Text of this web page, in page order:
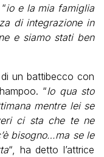
io e la mia famiglia
di integrazione in
e siamo stati ben
un battibecco con
“Io qua sto
mentre lei se
ci sta che te ne
bisogno…ma se le
“, ha detto l’attrice